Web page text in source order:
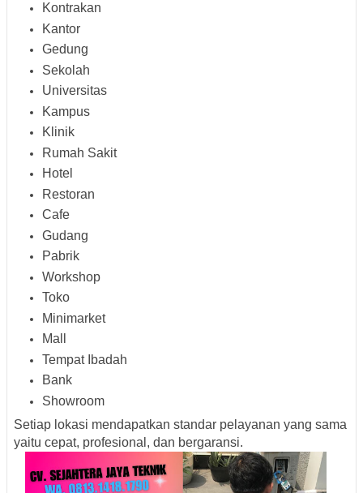
Kontrakan
Kantor
Gedung
Sekolah
Universitas
Kampus
Klinik
Rumah Sakit
Hotel
Restoran
Cafe
Gudang
Pabrik
Workshop
Toko
Minimarket
Mall
Tempat Ibadah
Bank
Showroom
Setiap lokasi mendapatkan standar pelayanan yang sama
yaitu cepat, profesional, dan bergaransi.